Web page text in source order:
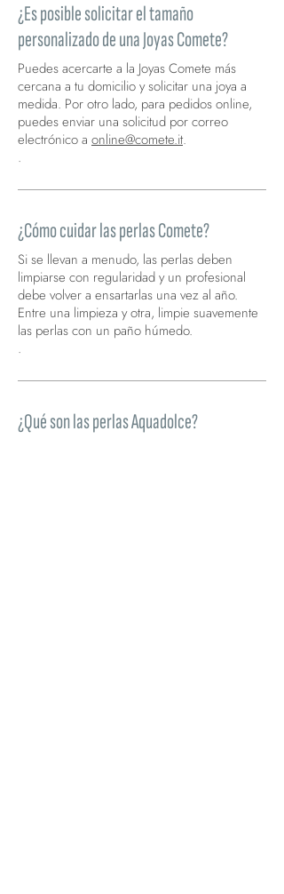
¿Es posible solicitar el tamaño
personalizado de una Joyas Comete?
Puedes acercarte a la Joyas Comete más
cercana a tu domicilio y solicitar una joya a
medida. Por otro lado, para pedidos online,
puedes enviar una solicitud por correo
electrónico a online@comete.it.
.
¿Cómo cuidar las perlas Comete?
Si se llevan a menudo, las perlas deben
limpiarse con regularidad y un profesional
debe volver a ensartarlas una vez al año.
Entre una limpieza y otra, limpie suavemente
las perlas con un paño húmedo.
.
¿Qué son las perlas Aquadolce?